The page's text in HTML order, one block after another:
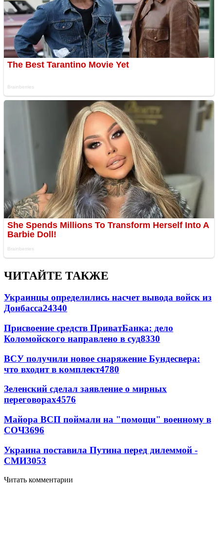
ЧИТАЙТЕ ТАКЖЕ
Украинцы определились насчет вывода войск из
Донбасса24340
Присвоение средств ПриватБанка: дело
Коломойского направлено в суд8330
ВСУ получили новое снаряжение Бундесвера:
что входит в комплект4780
Зеленский сделал заявление о мирных
переговорах4576
Майора ВСП поймали на "помощи" военному в
СОЧ3696
Украина поставила Путина перед дилеммой -
СМИ3053
Читать комментарии